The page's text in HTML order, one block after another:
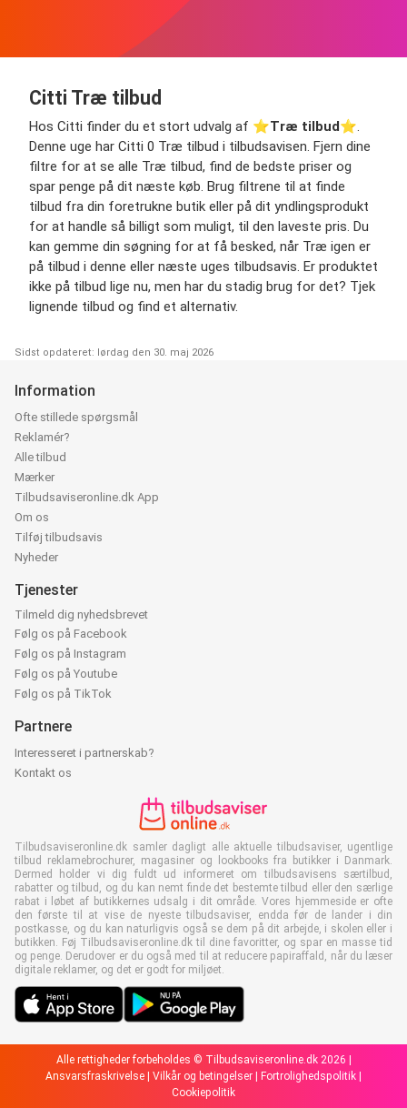
Citti Træ tilbud
Hos Citti finder du et stort udvalg af ⭐️Træ tilbud⭐️.
Denne uge har Citti 0 Træ tilbud i tilbudsavisen. Fjern dine
filtre for at se alle Træ tilbud, find de bedste priser og
spar penge på dit næste køb. Brug filtrene til at finde
tilbud fra din foretrukne butik eller på dit yndlingsprodukt
for at handle så billigt som muligt, til den laveste pris. Du
kan gemme din søgning for at få besked, når Træ igen er
på tilbud i denne eller næste uges tilbudsavis. Er produktet
ikke på tilbud lige nu, men har du stadig brug for det? Tjek
lignende tilbud og find et alternativ.
Sidst opdateret: lørdag den 30. maj 2026
Information
Ofte stillede spørgsmål
Reklamér?
Alle tilbud
Mærker
Tilbudsaviseronline.dk App
Om os
Tilføj tilbudsavis
Nyheder
Tjenester
Tilmeld dig nyhedsbrevet
Følg os på Facebook
Følg os på Instagram
Følg os på Youtube
Følg os på TikTok
Partnere
Interesseret i partnerskab?
Kontakt os
Tilbudsaviseronline.dk samler dagligt alle aktuelle tilbudsaviser, ugentlige
tilbud reklamebrochurer, magasiner og lookbooks fra butikker i Danmark.
Dermed holder vi dig fuldt ud informeret om tilbudsavisens særtilbud,
rabatter og tilbud, og du kan nemt finde det bestemte tilbud eller den særlige
rabat i løbet af butikkernes udsalg i dit område. Vores hjemmeside er ofte
den første til at vise de nyeste tilbudsaviser, endda før de lander i din
postkasse, og du kan naturligvis også se dem på dit arbejde, i skolen eller i
butikken. Føj Tilbudsaviseronline.dk til dine favoritter, og spar en masse tid
og penge. Derudover er du også med til at reducere papiraffald, når du læser
digitale reklamer, og det er godt for miljøet.
Alle rettigheder forbeholdes © Tilbudsaviseronline.dk 2026 |
Ansvarsfraskrivelse
Vilkår og betingelser Fortrolighedspolitik
Cookiepolitik